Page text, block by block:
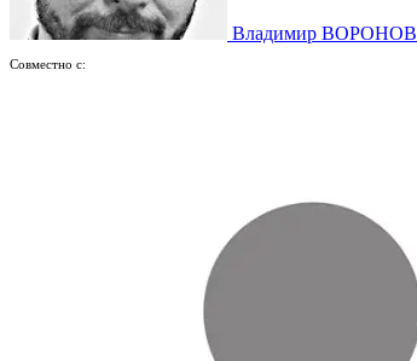
Владимир ВОРОНОВ
Совместно с: